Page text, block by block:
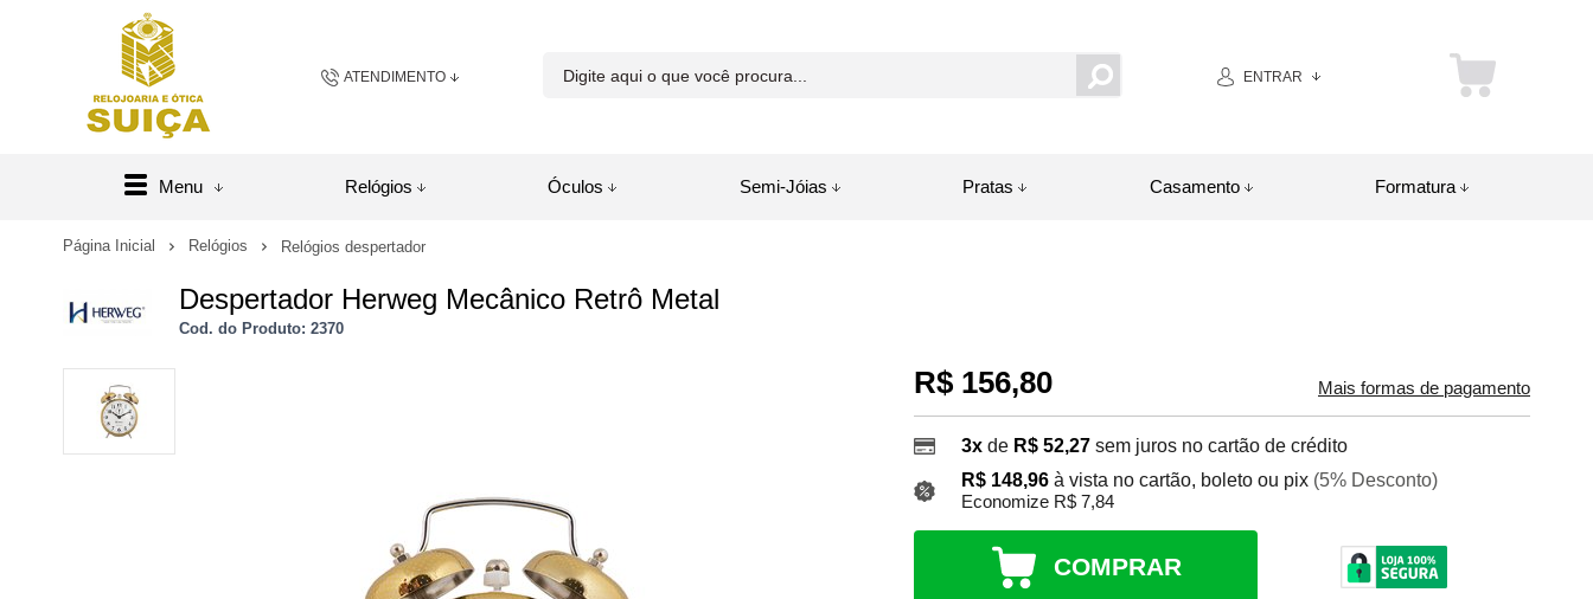
ATENDIMENTO
(48) 98481-8250
sac@relojoariaeoticasuica.com.br
Central de Ajuda
ENTRAR
Menu Relógios Óculos Semi-Jóias Pratas Casamento Formatura
Página Inicial Relógios Relógios despertador
Despertador Herweg Mecânico Retrô Metal
Cod. do Produto: 2370
R$ 156,80 Mais formas de pagamento
3x de R$ 52,27 sem juros no cartão de crédito
R$ 148,96à vista no cartão, boleto ou pix (5% Desconto)
Economize R$ 7,84
COMPRAR